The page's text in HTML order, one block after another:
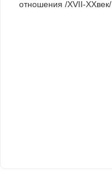
отношения /XVII-XXвек/